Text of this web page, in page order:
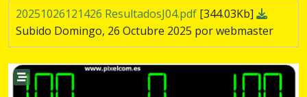
20251026121426 ResultadosJ04.pdf [344.03Kb]
Subido Domingo, 26 Octubre 2025 por webmaster